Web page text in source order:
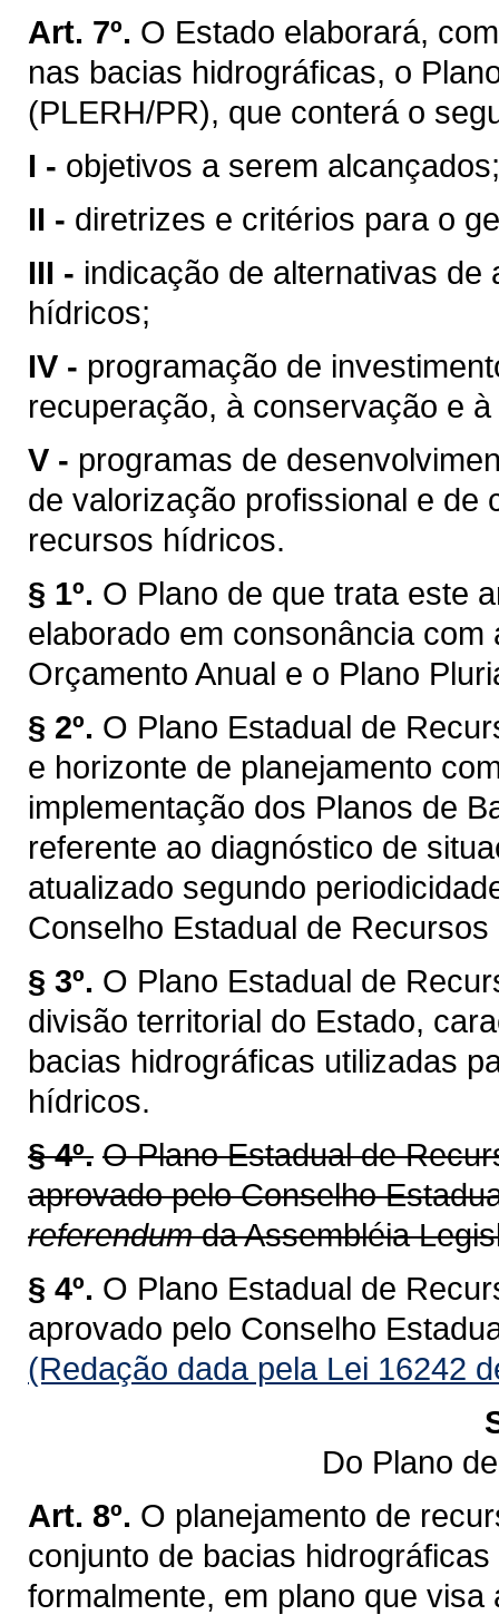
Art. 7º. O Estado elaborará,
nas bacias hidrográficas, o
(PLERH/PR), que conterá o
I - objetivos a serem alcançados;
II - diretrizes e critérios para o
III - indicação de alternativas
hídricos;
IV - programação de
recuperação, à conservação e
V - programas de
de valorização profissional e de
recursos hídricos.
§ 1º. O Plano de que trata este
elaborado em consonância
Orçamento Anual e o Plano
§ 2º. O Plano Estadual de
e horizonte de planejamento
implementação dos Planos de
referente ao diagnóstico de
atualizado segundo
Conselho Estadual de
§ 3º. O Plano Estadual de
divisão territorial do Estado,
bacias hidrográficas utilizadas
hídricos.
§ 4º. O Plano Estadual de
aprovado pelo Conselho
referendumda Assembléia
§ 4º. O Plano Estadual de
aprovado pelo Conselho
(Redação dada pela Lei 16242
Do Plano
Art. 8º. O planejamento de
conjunto de bacias
formalmente, em plano que